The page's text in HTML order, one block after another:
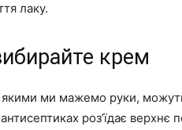
лаку.
крем
якими ми мажемо руки,
роз’їдає верхнє